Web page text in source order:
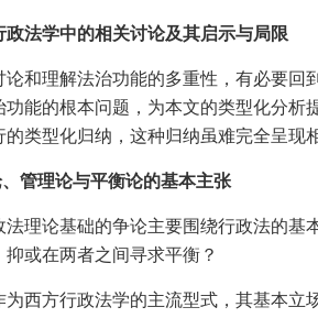
政法学中的相关讨论及其启示与局限
论和理解法治功能的多重性，有必要回
功能的根本问题，为本文的类型化分
的类型化归纳，这种归纳虽难完全呈现
管理论与平衡论的基本主张
法理论基础的争论主要围绕行政法的
或在两者之间寻求平衡？
为西方行政法学的主流型式，其基本立